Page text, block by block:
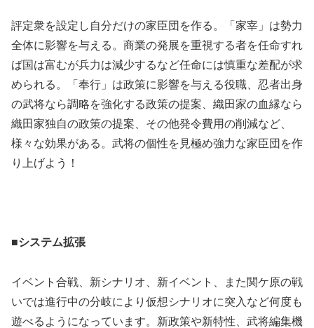
評定衆を設定し自分だけの家臣団を作る。「家宰」は勢力
全体に影響を与える。商業の発展を重視する者を任命すれ
ば国は富むが兵力は減少するなど任命には慎重な差配が求
められる。「奉行」は政策に影響を与える役職、忍者出身
の武将なら調略を強化する政策の提案、織田家の血縁なら
織田家独自の政策の提案、その他発令費用の削減など、
様々な効果がある。武将の個性を見極め強力な家臣団を作
り上げよう！
■システム拡張
イベント合戦、新シナリオ、新イベント、また関ケ原の戦
いでは進行中の分岐により仮想シナリオに突入など何度も
遊べるようになっています。新政策や新特性、武将編集機